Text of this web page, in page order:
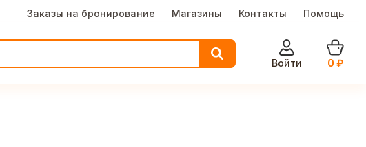
Заказы на бронирование Магазины Контакты Помощь
Войти
0 ₽